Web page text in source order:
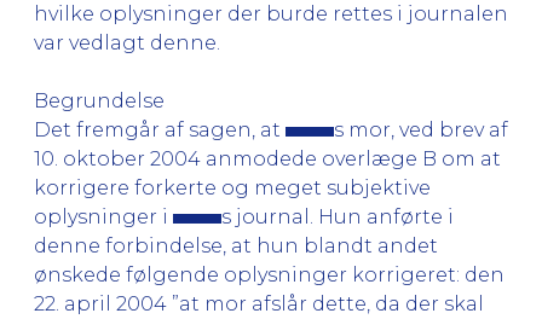
hvilke oplysninger der burde rettes i journalen
var vedlagt denne.
Begrundelse
Det fremgår af sagen, at
s mor, ved brev af
10. oktober 2004 anmodede overlæge B om at
korrigere forkerte og meget subjektive
oplysninger i
s journal. Hun anførte i
denne forbindelse, at hun blandt andet
ønskede følgende oplysninger korrigeret: den
22. april 2004 ”at mor afslår dette, da der skal